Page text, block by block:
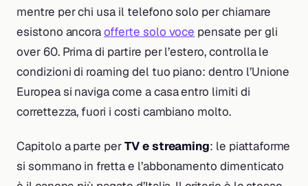
mentre per chi usa il telefono solo per chiamare
esistono ancoraofferte solo voce pensate per gli
over 60. Prima di partire per l’estero, controlla le
condizioni di roaming del tuo piano: dentro l’Unione
Europea si naviga come a casa entro limiti di
correttezza, fuori i costi cambiano molto.
Capitolo a parte perTV e streaming: le piattaforme
si sommano in fretta e l’abbonamento dimenticato